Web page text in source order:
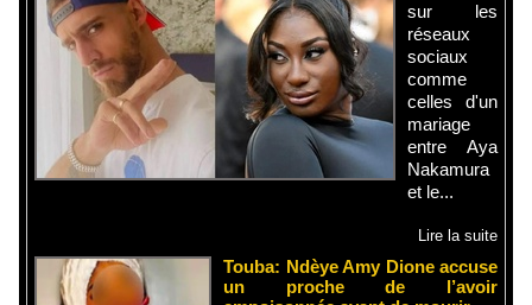
sur les
réseaux
sociaux
comme
celles d'un
mariage
entre Aya
Nakamura
et le...
Lire la suite
Touba: Ndèye Amy Dione accuse
un proche de l’avoir